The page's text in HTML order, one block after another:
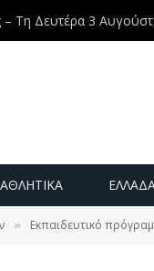
ΑΘΛΗΤΙΚΑ
» Εκπαιδευτικό